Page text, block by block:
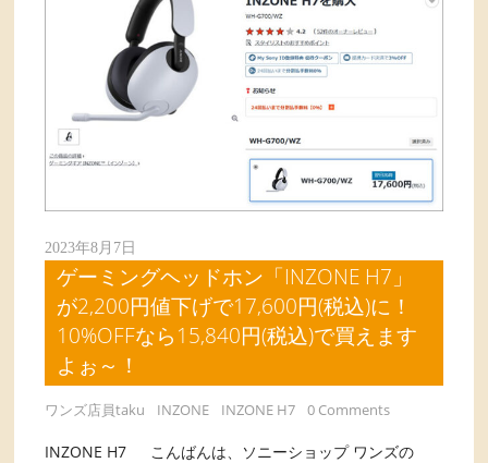
2023年8月7日
ゲーミングヘッドホン「INZONE H7」
が2,200円値下げで17,600円(税込)に！
10%OFFなら15,840円(税込)で買えます
よぉ～！
ワンズ店員taku INZONE INZONE H7 0 Comments
INZONE H7 こんばんは、ソニーショップ ワンズの